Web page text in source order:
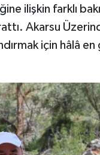
ilişkin farklı
Akarsu
için hâlâ